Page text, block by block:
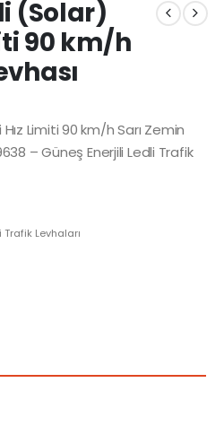
(Solar)
90 km/h
Limiti 90 km/h Sarı Zemin
– Güneş Enerjili Ledli Trafik
Levhaları